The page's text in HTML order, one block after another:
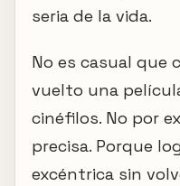
seria de la vida.
No es casual que
vuelto una
cinéfilos. No por
precisa. Porque
excéntrica sin